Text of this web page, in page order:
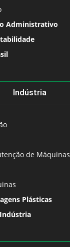
Administrativo
Indústria
de Máquinas
Plásticas